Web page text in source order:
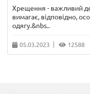
Хрещення - важливий
вимагає, відповідно,
одягу.&nbs..
05.03.2023 12588